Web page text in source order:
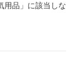
用品」に該当しな